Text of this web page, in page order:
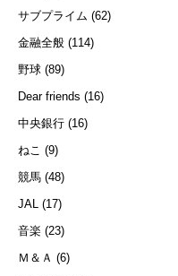
サブプライム (62)
金融全般 (114)
野球 (89)
Dear friends (16)
中央銀行 (16)
ねこ (9)
競馬 (48)
JAL
(17)
音楽 (23)
Ｍ＆Ａ (6)